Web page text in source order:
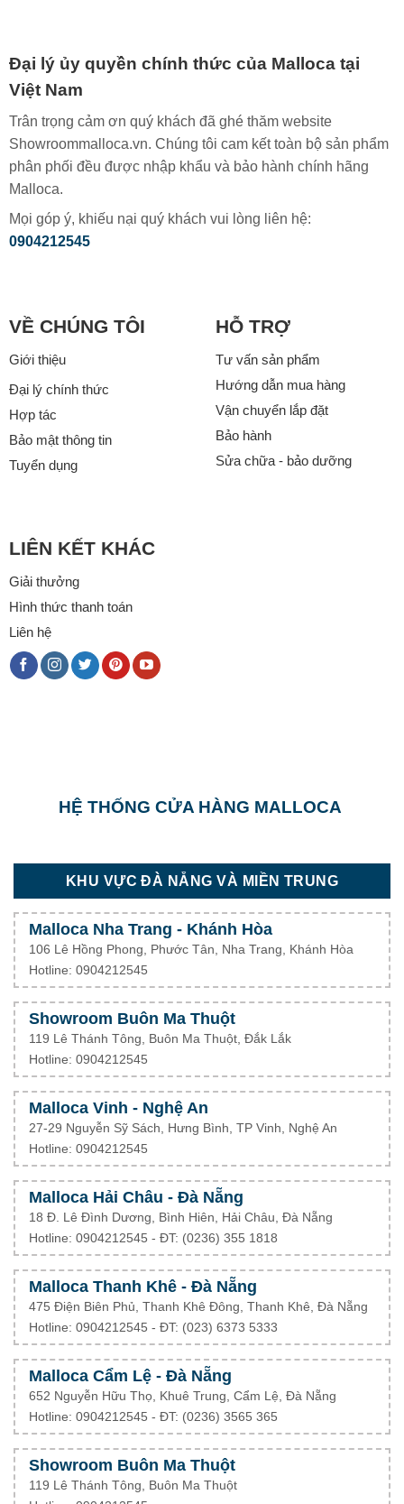
Đại lý ủy quyền chính thức của Malloca tại
Việt Nam
Trân trọng cảm ơn quý khách đã ghé thăm website
Showroommalloca.vn. Chúng tôi cam kết toàn bộ sản phẩm
phân phối đều được nhập khẩu và bảo hành chính hãng
Malloca.
Mọi góp ý, khiếu nại quý khách vui lòng liên hệ:
0904212545
VỀ CHÚNG TÔI
Giới thiệu
Đại lý chính thức
Hợp tác
Bảo mật thông tin
Tuyển dụng
HỖ TRỢ
Tư vấn sản phẩm
Hướng dẫn mua hàng
Vận chuyển lắp đặt
Bảo hành
Sửa chữa - bảo dưỡng
LIÊN KẾT KHÁC
Giải thưởng
Hình thức thanh toán
Liên hệ
HỆ THỐNG CỬA HÀNG MALLOCA
KHU VỰC ĐÀ NẴNG VÀ MIỀN TRUNG
Malloca Nha Trang - Khánh Hòa
106 Lê Hồng Phong, Phước Tân, Nha Trang, Khánh Hòa
Hotline: 0904212545
Showroom Buôn Ma Thuột
119 Lê Thánh Tông, Buôn Ma Thuột, Đắk Lắk
Hotline: 0904212545
Malloca Vinh - Nghệ An
27-29 Nguyễn Sỹ Sách, Hưng Bình, TP Vinh, Nghệ An
Hotline: 0904212545
Malloca Hải Châu - Đà Nẵng
18 Đ. Lê Đình Dương, Bình Hiên, Hải Châu, Đà Nẵng
Hotline: 0904212545 - ĐT: (0236) 355 1818
Malloca Thanh Khê - Đà Nẵng
475 Điện Biên Phủ, Thanh Khê Đông, Thanh Khê, Đà Nẵng
Hotline: 0904212545 - ĐT: (023) 6373 5333
Malloca Cẩm Lệ - Đà Nẵng
652 Nguyễn Hữu Thọ, Khuê Trung, Cẩm Lệ, Đà Nẵng
Hotline: 0904212545 - ĐT: (0236) 3565 365
Showroom Buôn Ma Thuột
119 Lê Thánh Tông, Buôn Ma Thuột